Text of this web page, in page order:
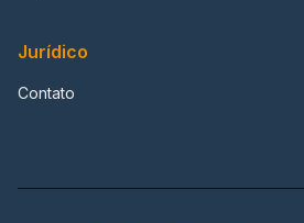
Jurídico
Contato